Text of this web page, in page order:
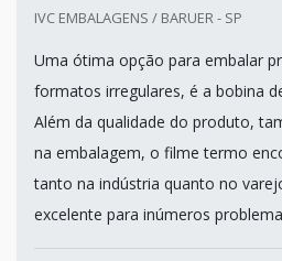
IVC EMBALAGENS / BARUER - SP
Uma ótima opção para embalar
formatos irregulares, é a bobina
Além da qualidade do produto,
na embalagem, o filme termo
tanto na indústria quanto no
excelente para inúmeros